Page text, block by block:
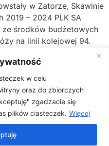
w celu
oraz do zbiorczych
zgadzacie się
plików ciasteczek. Więcej
w Zatorze, Skawinie
2019 – 2024 PLK SA
ze środków budżetowych
na linii kolejowej 94.